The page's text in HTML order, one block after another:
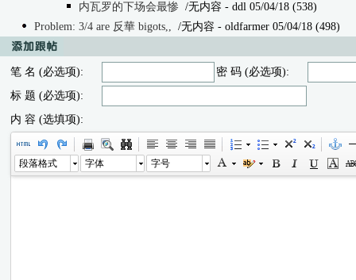
内瓦罗的下场会最惨 /无内容 - ddl 05/04/18 (538)
Problem: 3/4 are 反華 bigots,, /无内容 - oldfarmer 05/04/18 (498)
笔 名 (必选项):
密 码 (必选项):
标 题 (必选项):
内 容 (选填项):
段落格式 字体 字号